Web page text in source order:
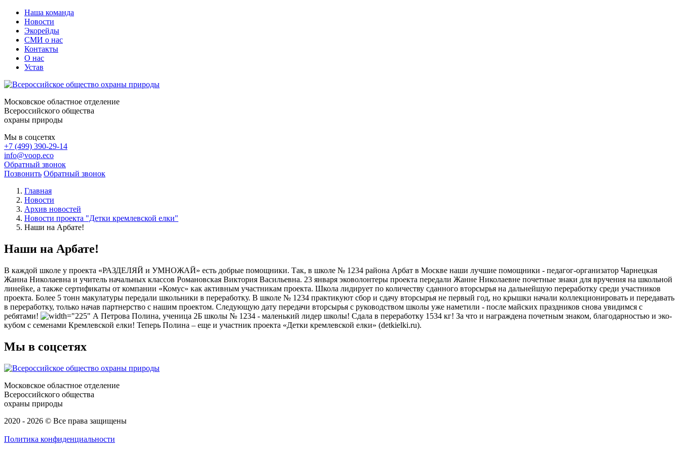
Наша команда
Новости
Экорейды
СМИ о нас
Контакты
О нас
Устав
Московское областное отделение
Всероссийского общества
охраны природы
Мы в соцсетях
+7 (499) 390-29-14
info@voop.eco
Обратный звонок
Позвонить Обратный звонок
Главная
Новости
Архив новостей
Новости проекта "Детки кремлевской елки"
Наши на Арбате!
Наши на Арбате!
В каждой школе у проекта «РАЗДЕЛЯЙ и УМНОЖАЙ» есть добрые помощники. Так, в школе № 1234 района Арбат в Москве наши лучшие помощники - педагог-организатор Чарнецкая
Жанна Николаевна и учитель начальных классов Романовская Виктория Васильевна. 23 января эковолонтеры проекта передали Жанне Николаевне почетные знаки для вручения на школьной
линейке, а также сертификаты от компании «Комус» как активным участникам проекта. Школа лидирует по количеству сданного вторсырья на дальнейшую переработку среди участников
проекта. Более 5 тонн макулатуры передали школьники в переработку. В школе № 1234 практикуют сбор и сдачу вторсырья не первый год, но крышки начали коллекционировать и передавать
в переработку, только начав партнерство с нашим проектом. Следующую дату передачи вторсырья с руководством школы уже наметили - после майских праздников снова увидимся с
ребятами!
А Петрова Полина, ученица 2Б школы № 1234 - маленький лидер школы! Сдала в переработку 1534 кг! За что и награждена почетным знаком, благодарностью и эко-
кубом с семенами Кремлевской елки! Теперь Полина – еще и участник проекта «Детки кремлевской елки» (detkielki.ru).
Мы в соцсетях
Московское областное отделение
Всероссийского общества
охраны природы
2020 - 2026 © Все права защищены
Политика конфиденциальности